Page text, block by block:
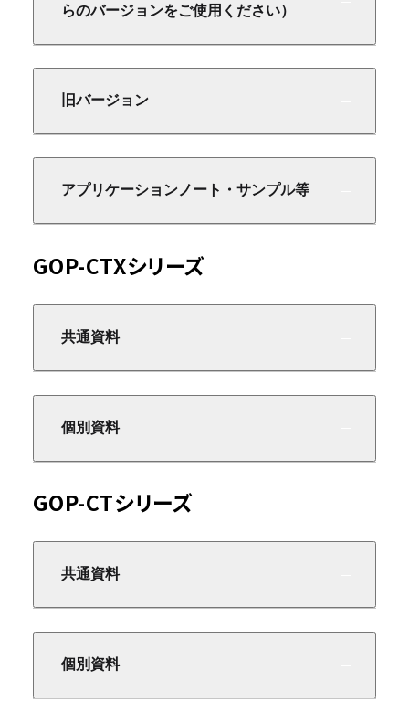
らのバージョンをご使用ください）
旧バージョン
アプリケーションノート・サンプル等
GOP-CTXシリーズ
共通資料
個別資料
GOP-CTシリーズ
共通資料
個別資料